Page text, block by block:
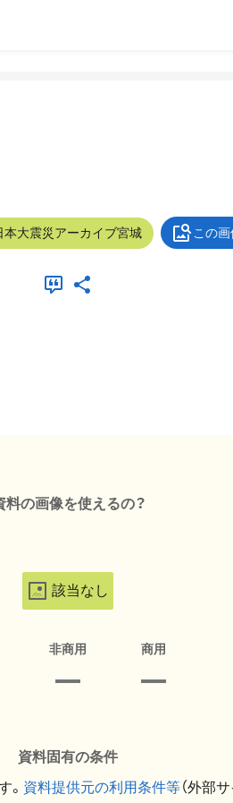
本大震災アーカイブ宮城 この
の画像を使えるの？
該当なし
非商用 商用
資料固有の条件
。 資料提供元の利用条件等（外部